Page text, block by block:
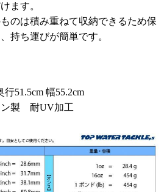
ます。
のは積み重ねて収納できるため保
持ち運びが簡単です。
51.5cm 幅55.2cm
ン製 耐UV加工